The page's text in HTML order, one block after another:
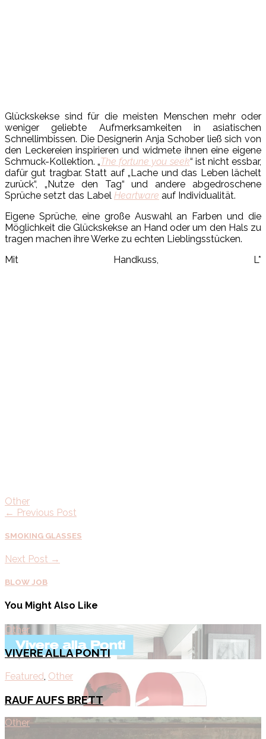
Glückskekse sind für die meisten Menschen mehr oder
weniger geliebte Aufmerksamkeiten in asiatischen
Schnellimbissen. Die Designerin Anja Schober ließ sich von
den Leckereien inspirieren und widmete ihnen eine eigene
Schmuck-Kollektion. „The fortune you seek“ ist nicht essbar,
dafür gut tragbar. Statt auf „Lache und das Leben lächelt
zurück“, „Nutze den Tag“ und andere abgedroschene
Sprüche setzt das Label Heartware auf Individualität.
Eigene Sprüche, eine große Auswahl an Farben und die
Möglichkeit die Glückskekse an Hand oder um den Hals zu
tragen machen ihre Werke zu echten Lieblingsstücken.
Mit Handkuss, L*
Other
← Previous Post
SMOKING GLASSES
Next Post →
BLOW JOB
You Might Also Like
Other
VIVERE ALLA PONTI
Featured, Other
RAUF AUFS BRETT
Other